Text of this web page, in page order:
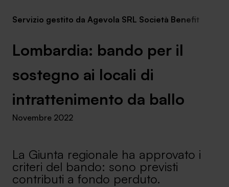
Mediazione Creditizia
Finanza Agevolata
Centro studi
News ed eventi
Chi siamo
Contatti
Servizio gestito da Agevola SRL Società Benefit
Lombardia: bando per il
sostegno ai locali di
intrattenimento da ballo
Novembre 2022
La Giunta regionale ha approvato i
criteri del bando: sono previsti
contributi a fondo perduto.